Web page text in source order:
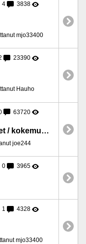
4 3838
mjo33400
23390
Hauho
63720
Kiinalaiset diesel-ilmalämmittimet / kokemuksia matkailuautossa?
joe244
0 3965
1 4328
mjo33400